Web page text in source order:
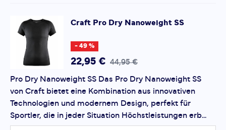
*Pflichtfelder
Bewertung hinzufügen
Dieses Formular ist durch reCAPTCHA geschützt – es gelten
dieDatenschutzbestimmungenundNutzungsbedingungen
von Google.
Craft Pro Dry Nanoweight SS
- 49 %
22,95 € 44,95 €
Pro Dry Nanoweight SS Das Pro Dry Nanoweight SS
von Craft bietet eine Kombination aus innovativen
Technologien und modernem Design, perfekt für
Sportler, die in jeder Situation Höchstleistungen erb...